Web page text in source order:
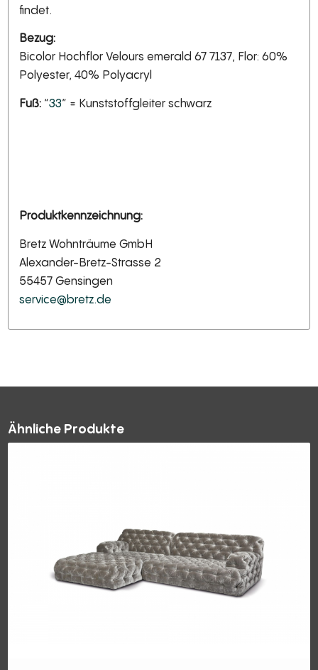
findet.
Bezug:
Bicolor Hochflor Velours emerald 67 7137, Flor: 60%
Polyester, 40% Polyacryl
Fuß: “33” = Kunststoffgleiter schwarz
Produktkennzeichnung:
Bretz Wohnträume GmbH
Alexander-Bretz-Strasse 2
55457 Gensingen
service@bretz.de
Ähnliche Produkte